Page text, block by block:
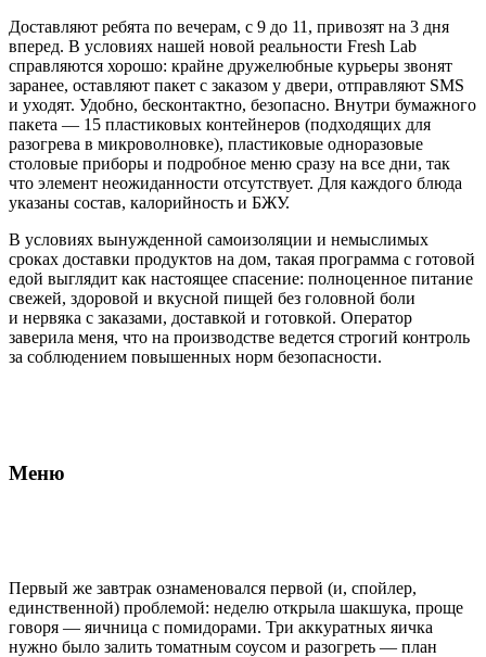
Доставляют ребята по вечерам, с 9 до 11, привозят на 3 дня
вперед. В условиях нашей новой реальности Fresh Lab
справляются хорошо: крайне дружелюбные курьеры звонят
заранее, оставляют пакет с заказом у двери, отправляют SMS
и уходят. Удобно, бесконтактно, безопасно. Внутри бумажного
пакета — 15 пластиковых контейнеров (подходящих для
разогрева в микроволновке), пластиковые одноразовые
столовые приборы и подробное меню сразу на все дни, так
что элемент неожиданности отсутствует. Для каждого блюда
указаны состав, калорийность и БЖУ.
В условиях вынужденной самоизоляции и немыслимых
сроках доставки продуктов на дом, такая программа с готовой
едой выглядит как настоящее спасение: полноценное питание
свежей, здоровой и вкусной пищей без головной боли
и нервяка с заказами, доставкой и готовкой. Оператор
заверила меня, что на производстве ведется строгий контроль
за соблюдением повышенных норм безопасности.
Меню
Первый же завтрак ознаменовался первой (и, спойлер,
единственной) проблемой: неделю открыла шакшука, проще
говоря — яичница с помидорами. Три аккуратных яичка
нужно было залить томатным соусом и разогреть — план